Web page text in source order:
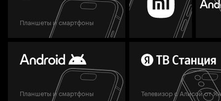
Планшеты и смартфоны
Планшеты и смартфоны Телевизор с Алисой от